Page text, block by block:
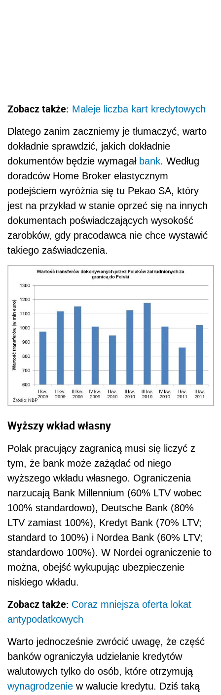
Zobacz także: Maleje liczba kart kredytowych
Dlatego zanim zaczniemy je tłumaczyć, warto
dokładnie sprawdzić, jakich dokładnie
dokumentów będzie wymagał bank. Według
doradców Home Broker elastycznym
podejściem wyróżnia się tu Pekao SA, który
jest na przykład w stanie oprzeć się na innych
dokumentach poświadczających wysokość
zarobków, gdy pracodawca nie chce wystawić
takiego zaświadczenia.
Wyższy wkład własny
Polak pracujący zagranicą musi się liczyć z
tym, że bank może zażądać od niego
wyższego wkładu własnego. Ograniczenia
narzucają Bank Millennium (60% LTV wobec
100% standardowo), Deutsche Bank (80%
LTV zamiast 100%), Kredyt Bank (70% LTV;
standard to 100%) i Nordea Bank (60% LTV;
standardowo 100%). W Nordei ograniczenie to
można, obejść wykupując ubezpieczenie
niskiego wkładu.
Zobacz także: Coraz mniejsza oferta lokat
antypodatkowych
Warto jednocześnie zwrócić uwagę, że część
banków ograniczyła udzielanie kredytów
walutowych tylko do osób, które otrzymują
wynagrodzenie w walucie kredytu. Dziś taką